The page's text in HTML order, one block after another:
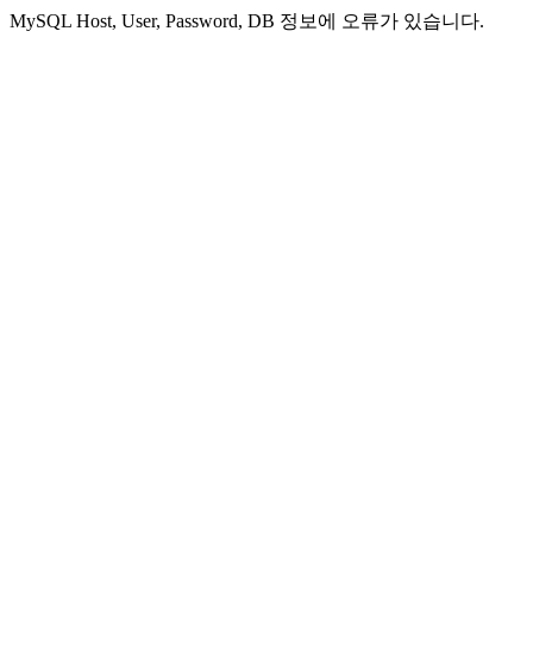
MySQL Host, User, Password, DB 정보에 오류가 있습니다.